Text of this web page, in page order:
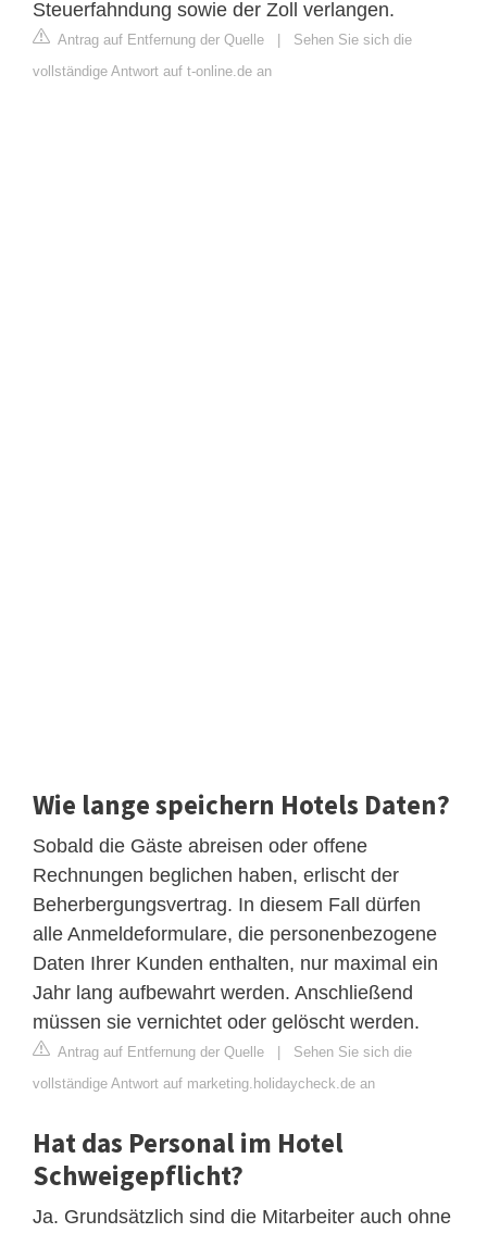
Steuerfahndung sowie der Zoll verlangen.
Antrag auf Entfernung der Quelle | Sehen Sie sich die
vollständige Antwort auf t-online.de an
Wie lange speichern Hotels Daten?
Sobald die Gäste abreisen oder offene
Rechnungen beglichen haben, erlischt der
Beherbergungsvertrag. In diesem Fall dürfen
alle Anmeldeformulare, die personenbezogene
Daten Ihrer Kunden enthalten, nur maximal ein
Jahr lang aufbewahrt werden. Anschließend
müssen sie vernichtet oder gelöscht werden.
Antrag auf Entfernung der Quelle | Sehen Sie sich die
vollständige Antwort auf marketing.holidaycheck.de an
Hat das Personal im Hotel
Schweigepflicht?
Ja. Grundsätzlich sind die Mitarbeiter auch ohne